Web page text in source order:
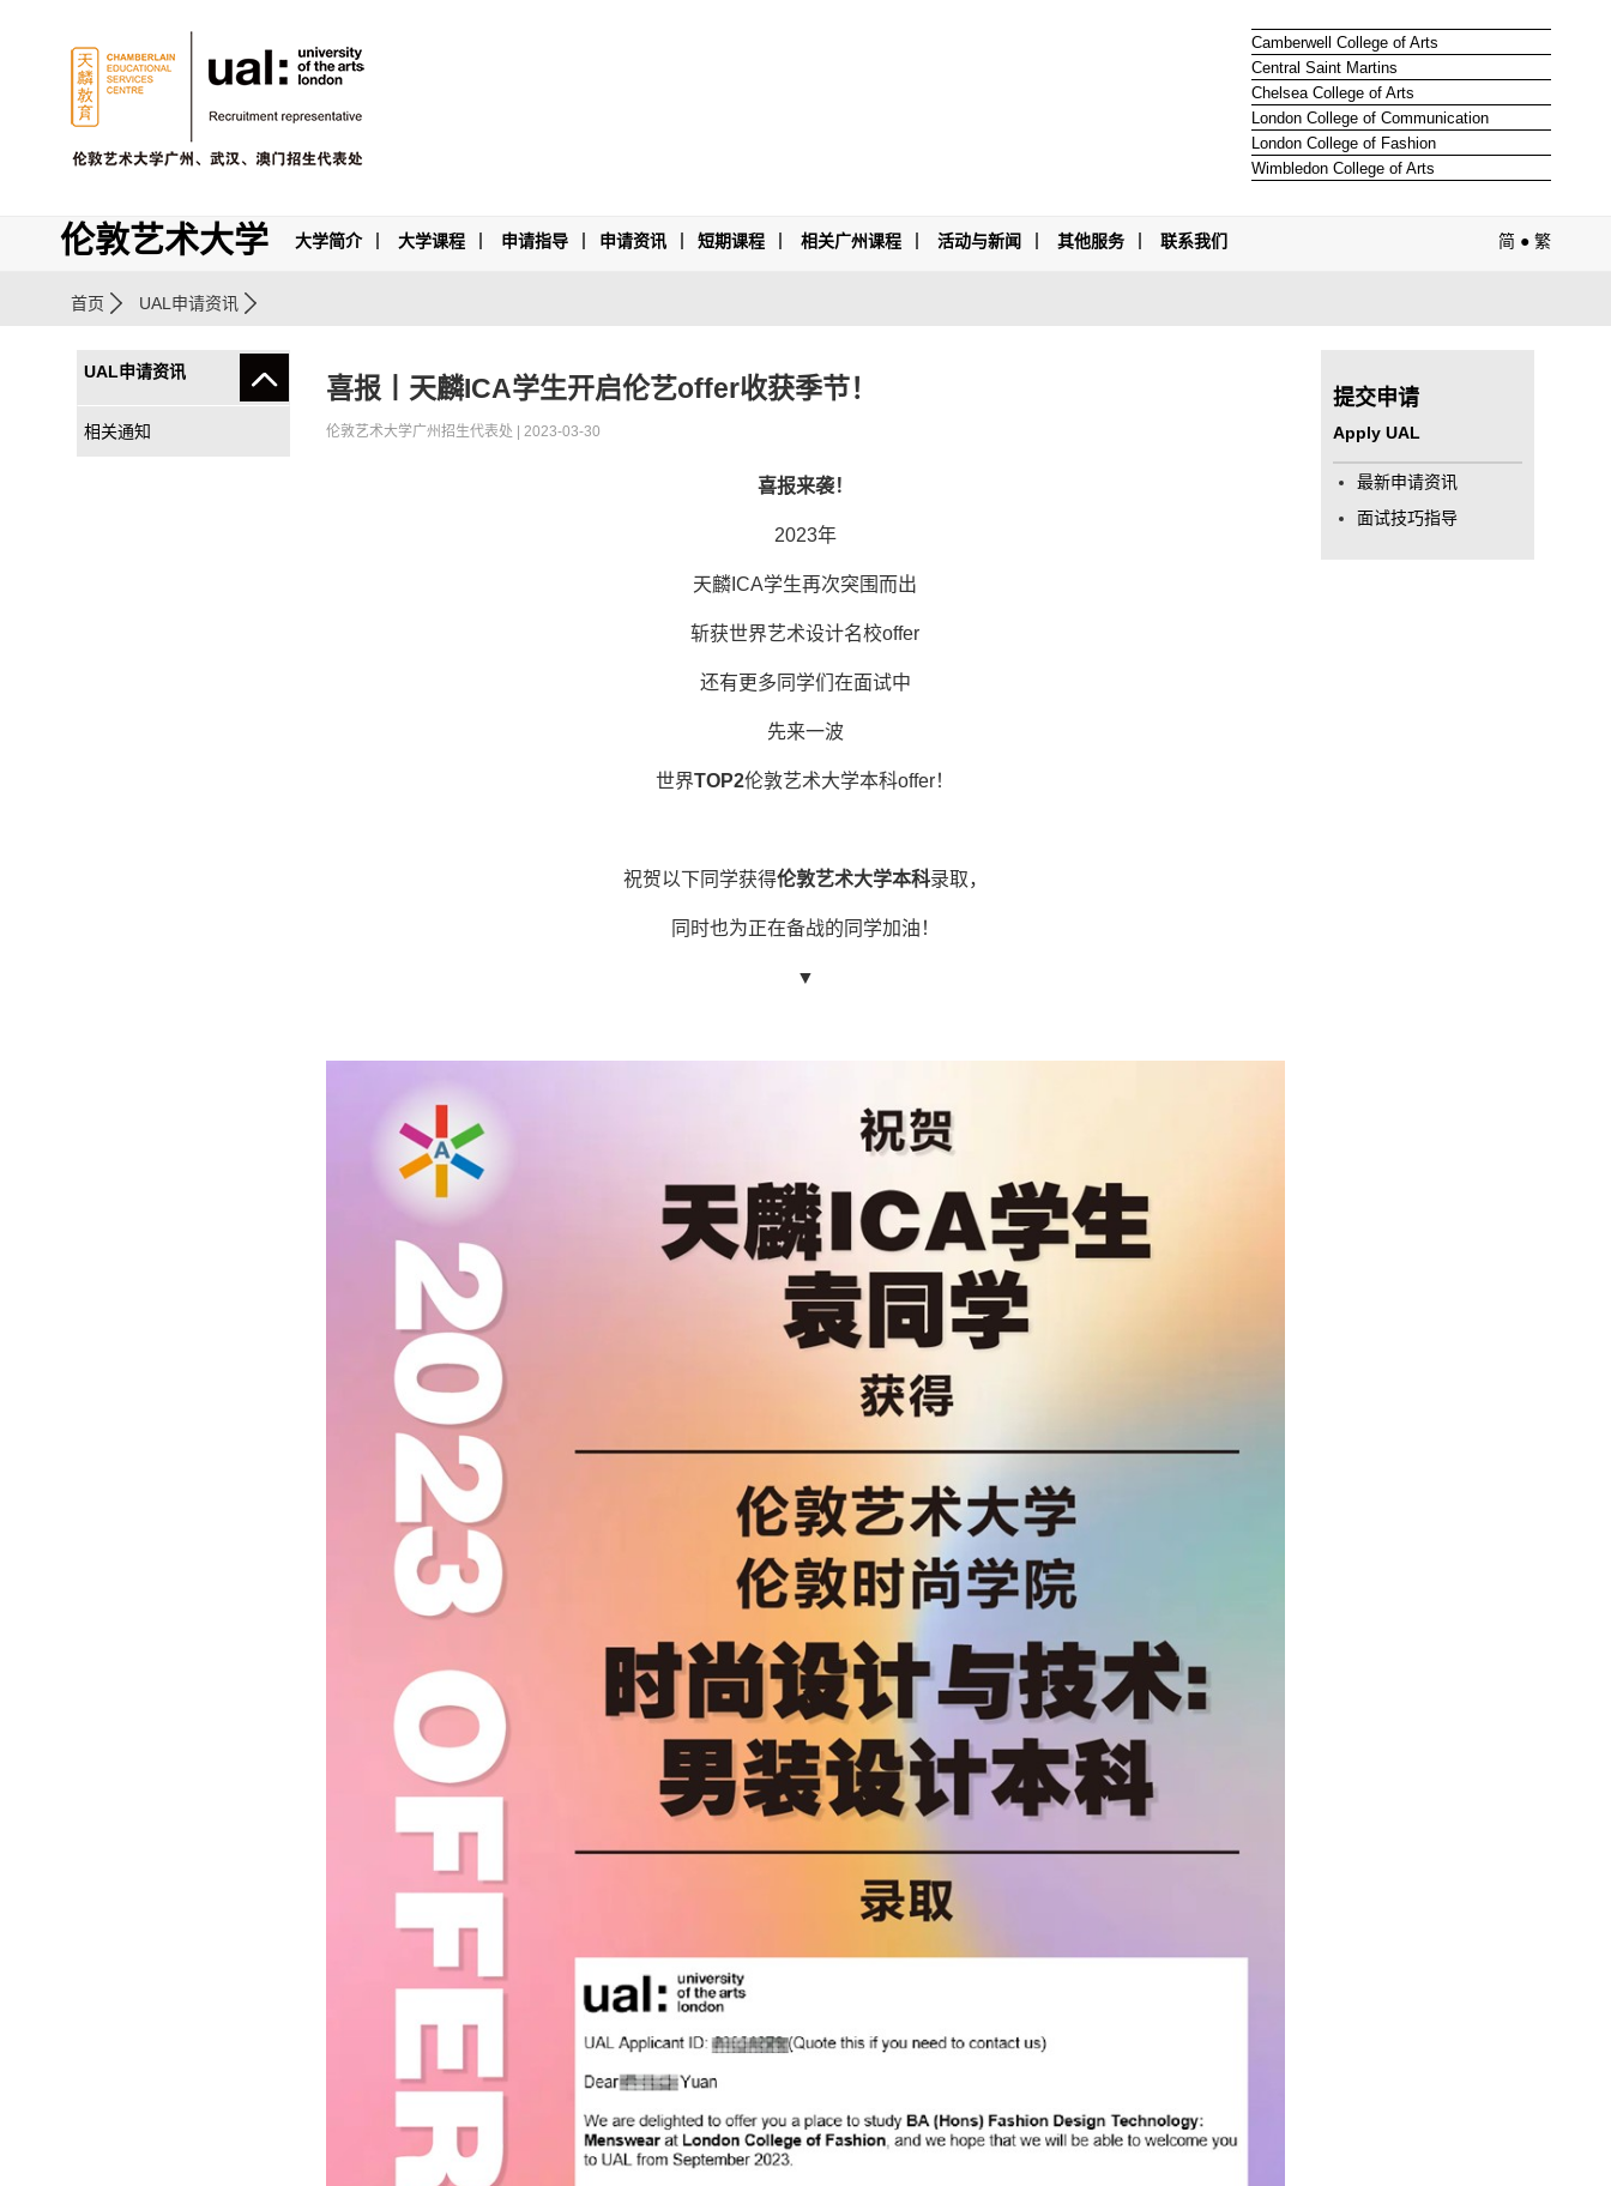
Camberwell College of Arts
Central Saint Martins
Chelsea College of Arts
London College of Communication
London College of Fashion
Wimbledon College of Arts
大学简介 大学课程 申请指导 申请资讯 短期课程 相关广州课程 活动与新闻 其他服务 联系我们
伦敦艺术大学 简 ● 繁
首页 UAL申请资讯
UAL申请资讯
相关通知
喜报丨天麟ICA学生开启伦艺offer收获季节！
伦敦艺术大学广州招生代表处 | 2023-03-30
喜报来袭！
2023年
天麟ICA学生再次突围而出
斩获世界艺术设计名校offer
还有更多同学们在面试中
先来一波
世界TOP2伦敦艺术大学本科offer！
祝贺以下同学获得伦敦艺术大学本科录取，
同时也为正在备战的同学加油！
▼
提交申请
Apply UAL
最新申请资讯
面试技巧指导